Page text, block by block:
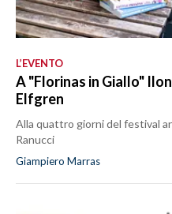
L’EVENTO
A "Florinas in Giallo"
Elfgren
Alla quattro giorni del festival
Ranucci
Giampiero Marras